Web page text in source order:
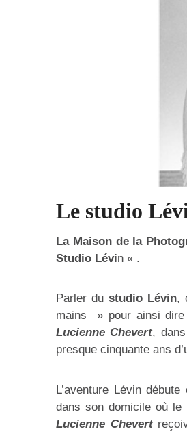
Le studio
La Maison de la
Studio Lévin « .
Parler du studio Lévin,
mains » pour ainsi
Lucienne Chevert,
presque cinquante ans
L’aventure Lévin
dans son domicile où
Lucienne Chevert